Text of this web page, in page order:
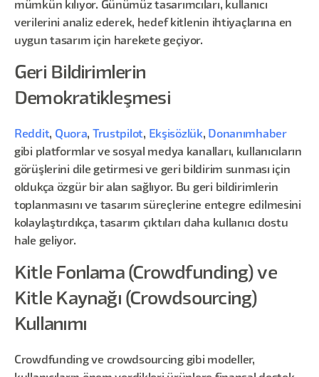
mümkün kılıyor. Günümüz tasarımcıları, kullanıcı
verilerini analiz ederek, hedef kitlenin ihtiyaçlarına en
uygun tasarım için harekete geçiyor.
Geri Bildirimlerin
Demokratikleşmesi
Reddit, Quora, Trustpilot, Ekşisözlük, Donanımhaber
gibi platformlar ve sosyal medya kanalları, kullanıcıların
görüşlerini dile getirmesi ve geri bildirim sunması için
oldukça özgür bir alan sağlıyor. Bu geri bildirimlerin
toplanmasını ve tasarım süreçlerine entegre edilmesini
kolaylaştırdıkça, tasarım çıktıları daha kullanıcı dostu
hale geliyor.
Kitle Fonlama (Crowdfunding) ve
Kitle Kaynağı (Crowdsourcing)
Kullanımı
Crowdfunding ve crowdsourcing gibi modeller,